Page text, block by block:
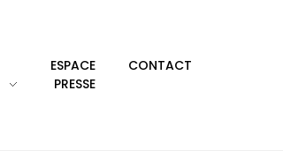
ESPACE
PRESSE
CONTACT
FRANÇAISE